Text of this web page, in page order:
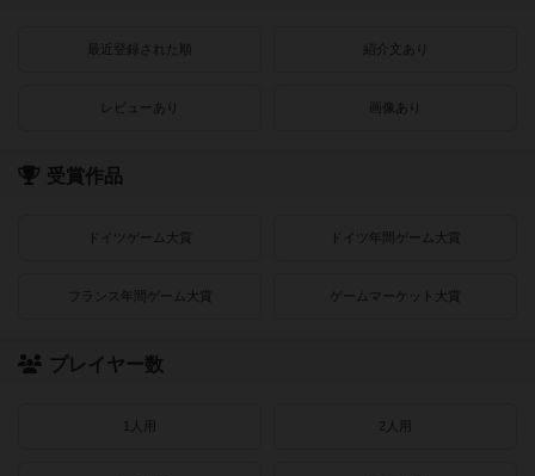
最近登録された順 紹介文あり
レビューあり 画像あり
受賞作品
ドイツゲーム大賞 ドイツ年間ゲーム大賞
フランス年間ゲーム大賞 ゲームマーケット大賞
プレイヤー数
1人用 2人用